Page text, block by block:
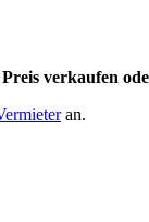
verkaufen
an.